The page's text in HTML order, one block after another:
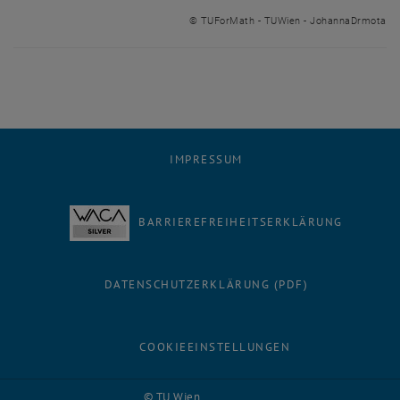
© TUForMath - TUWien - JohannaDrmota
IMPRESSUM
BARRIEREFREIHEITSERKLÄRUNG
DATENSCHUTZERKLÄRUNG (PDF)
COOKIEEINSTELLUNGEN